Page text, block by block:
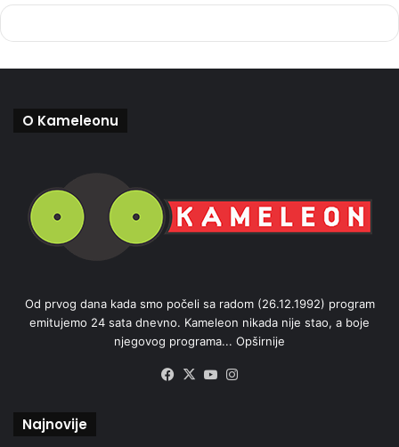
O Kameleonu
Od prvog dana kada smo počeli sa radom (26.12.1992) program
emitujemo 24 sata dnevno. Kameleon nikada nije stao, a boje
njegovog programa... Opširnije
Facebook
X YouTube
Najnovije